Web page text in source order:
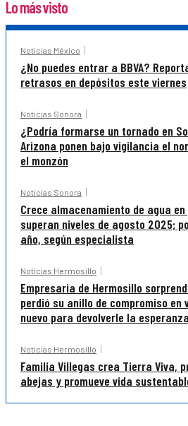
Lo más visto
Noticias México
¿No puedes entrar a BBVA?
retrasos en depósitos este viernes
Noticias Sonora
¿Podría formarse un tornado en
Arizona ponen bajo vigilancia el
el monzón
Noticias Sonora
Crece almacenamiento de agua
superan niveles de agosto 2025;
año, según especialista
Noticias Hermosillo
Empresaria de Hermosillo
perdió su anillo de compromiso en
nuevo para devolverle la esperanza
Noticias Hermosillo
Familia Villegas crea Tierra Viva,
abejas y promueve vida